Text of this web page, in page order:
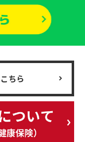
ちら